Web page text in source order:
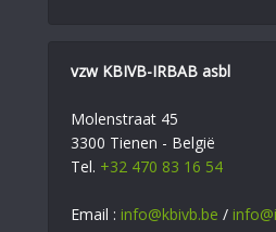
vzw KBIVB-IRBAB asbl
Molenstraat 45
3300 Tienen - België
Tel. +32 470 83 16 54
Email : info@kbivb.be /